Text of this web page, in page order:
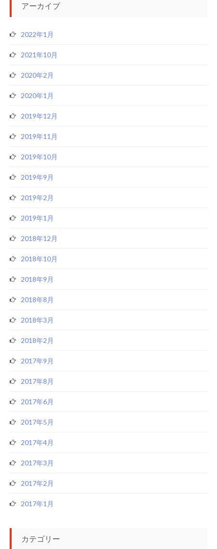
アーカイブ
2022年1月
2021年10月
2020年2月
2020年1月
2019年12月
2019年11月
2019年10月
2019年9月
2019年2月
2019年1月
2018年12月
2018年10月
2018年9月
2018年8月
2018年3月
2018年2月
2017年9月
2017年8月
2017年6月
2017年5月
2017年4月
2017年3月
2017年2月
2017年1月
カテゴリー